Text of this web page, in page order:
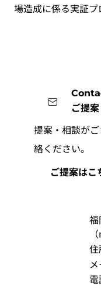
場造成に係る実証プ
ご提
提案・相談がご
絡ください。
ご提案はこ